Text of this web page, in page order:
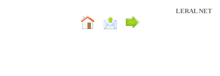
LERAL NET